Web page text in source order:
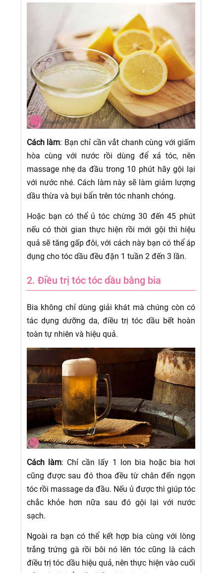
Cách làm: Bạn chỉ cần vắt chanh cùng với giấm
hòa cùng với nước rồi dùng để xả tóc, nên
massage nhẹ da đầu trong 10 phút hãy gội lại
với nước nhé. Cách làm này sẽ làm giảm lượng
dầu thừa và bụi bẩn trên tóc nhanh chóng.
Hoặc bạn có thể ủ tóc chừng 30 đến 45 phút
nếu có thời gian thực hiện rồi mới gội thì hiệu
quả sẽ tăng gấp đôi, với cách này bạn có thể áp
dụng cho tóc dầu đều đặn 1 tuần 2 đến 3 lần.
2. Điều trị tóc tóc dầu bằng bia
Bia không chỉ dùng giải khát mà chúng còn có
tác dụng dưỡng da, điều trị tóc dầu bết hoàn
toàn tự nhiên và hiệu quả.
Cách làm: Chỉ cần lấy 1 lon bia hoặc bia hơi
cũng được sau đó thoa đều từ chân đến ngọn
tóc rồi massage da đầu. Nếu ủ được thì giúp tóc
chắc khỏe hơn nữa sau đó gội lại với nước
sạch.
Ngoài ra bạn có thể kết hợp bia cùng với lòng
trắng trứng gà rồi bôi nó lên tóc cũng là cách
điều trị tóc dầu hiệu quả, nên thực hiện vào cuối